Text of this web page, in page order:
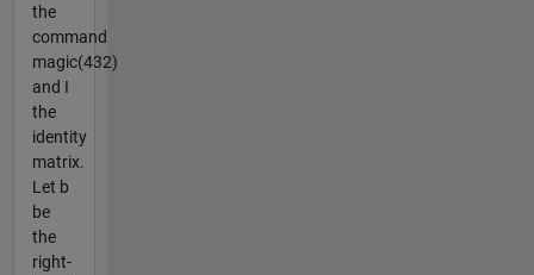
the
command
magic(432)
and I
the
identity
matrix.
Let b
be
the
right-